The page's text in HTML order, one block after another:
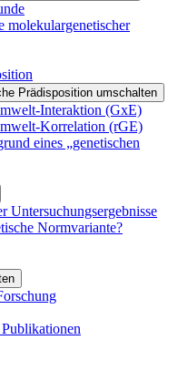
molekulargenetischer
Prädisposition umschalten
Interaktion (GxE)
Korrelation (rGE)
eines „genetischen
Untersuchungsergebnisse
Normvariante?